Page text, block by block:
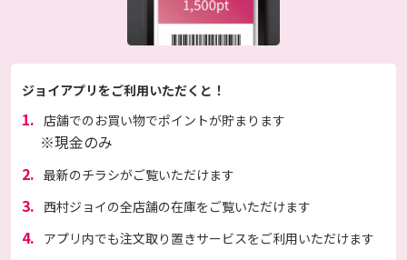
ジョイアプリをご利用いただくと！
1. 店舗でのお買い物でポイントが貯まります
※現金のみ
2. 最新のチラシがご覧いただけます
3. 西村ジョイの全店舗の在庫をご覧いただけます
4. アプリ内でも注文取り置きサービスをご利用いただけます